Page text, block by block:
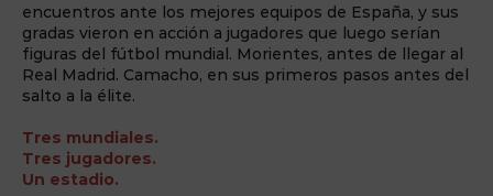
encuentros ante los mejores equipos de España, y sus
gradas vieron en acción a jugadores que luego serían
figuras del fútbol mundial. Morientes, antes de llegar al
Real Madrid. Camacho, en sus primeros pasos antes del
salto a la élite.
Tres mundiales.
Tres jugadores.
Un estadio.